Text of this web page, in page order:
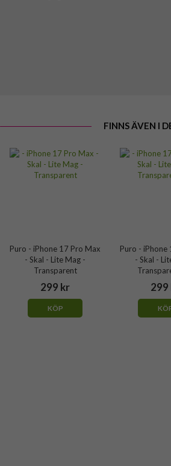
FINNS ÄVEN I
Puro - iPhone 17 Pro Max
- Skal - Lite Mag -
Transparent
299 kr
KÖP
Puro - iPhone
- Skal -
299